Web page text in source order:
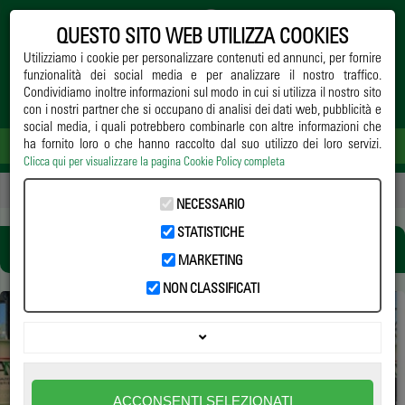
ANVE
MORENO PINTO ELETTO PRESIDENTE
QUESTO SITO WEB UTILIZZA COOKIES
Utilizziamo i cookie per personalizzare contenuti ed annunci, per fornire
funzionalità dei social media e per analizzare il nostro traffico.
Condividiamo inoltre informazioni sul modo in cui si utilizza il nostro sito
con i nostri partner che si occupano di analisi dei dati web, pubblicità e
social media, i quali potrebbero combinarle con altre informazioni che
ha fornito loro o che hanno raccolto dal suo utilizzo dei loro servizi.
Clicca qui per visualizzare la pagina Cookie Policy completa
NECESSARIO
STATISTICHE
MARKETING
NON CLASSIFICATI
ACCONSENTI SELEZIONATI